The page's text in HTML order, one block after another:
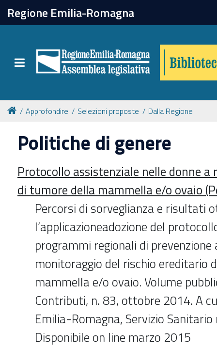
Regione Emilia-Romagna
Toggle navigation
chiudi
Catalogo online
Collezioni
Per approfondire
Appuntamenti
Prenotazione spazi
Approfondire Selezioni proposte Dalla Regione
Politiche di genere
Protocollo assistenziale nelle donne
di tumore della mammella e/o ovaio
Percorsi di sorveglianza e risultati
l’applicazioneadozione del
programmi regionali di
monitoraggio del rischio ereditario
mammella e/o ovaio. Volume
Contributi, n. 83, ottobre 2014. A
Emilia-Romagna, Servizio Sanitario
Disponibile on line marzo 2015